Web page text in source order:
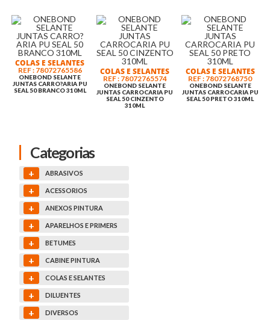
COLAS E SELANTES
REF : 78072765586
ONEBOND SELANTE
JUNTAS CARRO?ARIA PU
SEAL 50 BRANCO 310ML
COLAS E SELANTES
REF : 78072765574
ONEBOND SELANTE
JUNTAS CARROCARIA PU
SEAL 50 CINZENTO
310ML
COLAS E SELANTES
REF : 78072768750
ONEBOND SELANTE
JUNTAS CARROCARIA PU
SEAL 50 PRETO 310ML
Categorias
+ ABRASIVOS
+ ACESSORIOS
+ ANEXOS PINTURA
+ APARELHOS E PRIMERS
+ BETUMES
+ CABINE PINTURA
+ COLAS E SELANTES
+ DILUENTES
+ DIVERSOS